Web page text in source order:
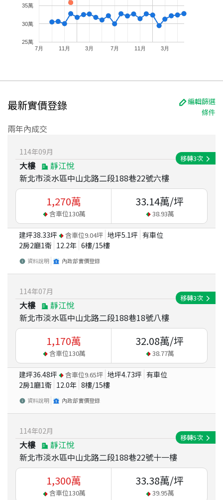
7月 11月 3月 7月 11月 3月
25萬
30萬
35萬
最新實價登錄
編輯篩選
條件
兩年內成交
114年09月
大樓
靜江悅
新北市淡水區中山北路二段188巷22號六樓
移轉3次
1,270萬
含車位130萬
33.14萬/坪
38.93萬
建坪38.33坪 含車位9.04坪 地坪5.1坪 有車位
2房2廳1衛 12.2年 6樓/15樓
資料說明 內政部實價登錄
114年07月
大樓
靜江悅
新北市淡水區中山北路二段188巷18號八樓
移轉3次
1,170萬
含車位130萬
32.08萬/坪
38.77萬
建坪36.48坪 含車位9.65坪 地坪4.73坪 有車位
2房1廳1衛 12.0年 8樓/15樓
資料說明 內政部實價登錄
114年02月
大樓
靜江悅
新北市淡水區中山北路二段188巷22號十一樓
移轉5次
1,300萬
含車位130萬
33.38萬/坪
39.95萬